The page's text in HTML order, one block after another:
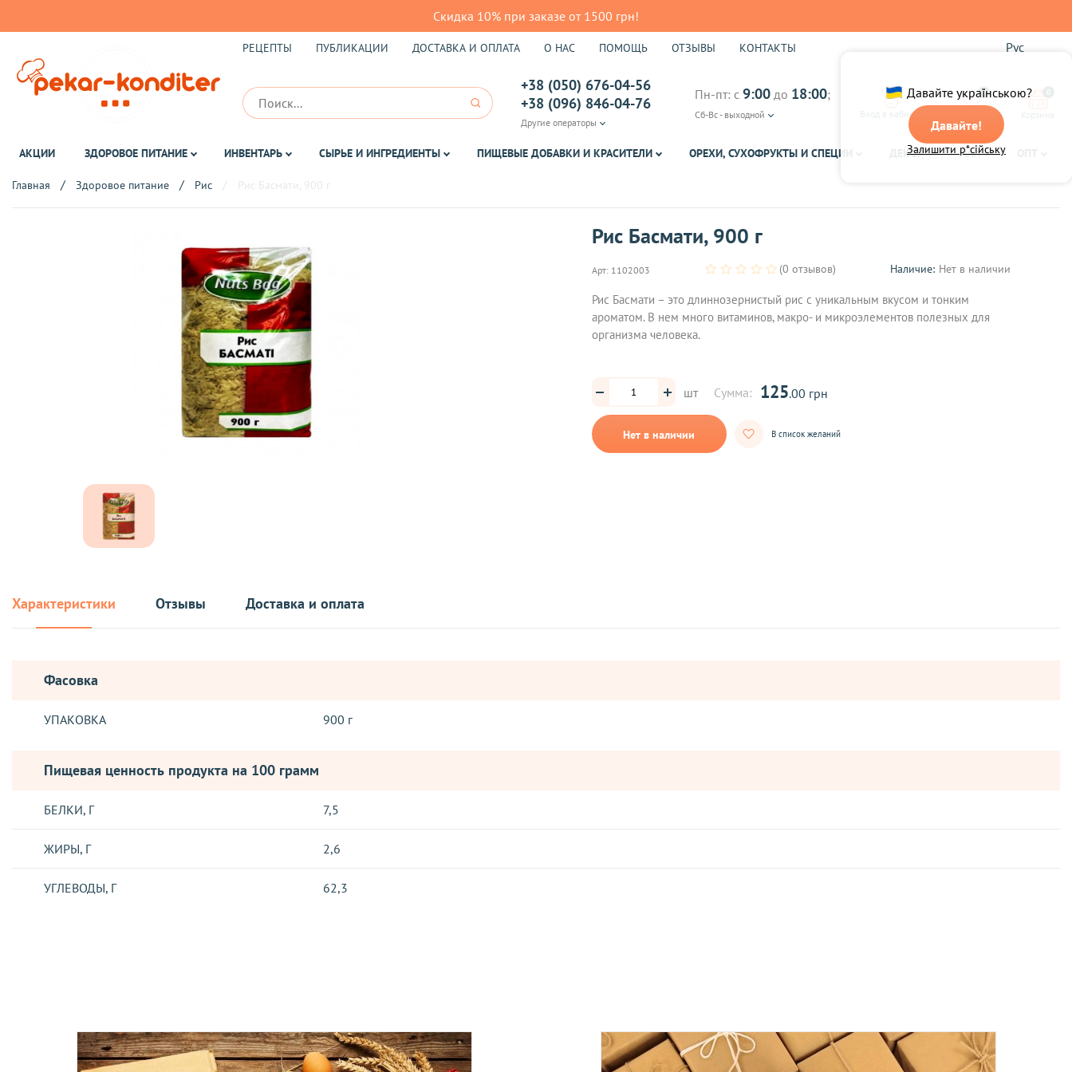
Скидка 10% при заказе от 1500 грн!
Давайте українською?
Давайте!
Залишити р*сійську
РЕЦЕПТЫ ПУБЛИКАЦИИ ДОСТАВКА И ОПЛАТА О НАС ПОМОЩЬ ОТЗЫВЫ КОНТАКТЫ Рус
+38 (050) 676-04-56
+38 (096) 846-04-76
Другие операторы
Пн-пт: с 9:00 до 18:00;
Сб-Вс - выходной Вход в кабинет
0
АКЦИИ ЗДОРОВОЕ ПИТАНИЕ ИНВЕНТАРЬ СЫРЬЕ И ИНГРЕДИЕНТЫ ПИЩЕВЫЕ ДОБАВКИ И КРАСИТЕЛИ ОРЕХИ, СУХОФРУКТЫ И СПЕЦИИ ДЕКОР ЧАЙ
Главная Здоровое питание Рис
Рис Басмати, 900 г
Арт: 1102003 (0 отзывов) Наличие: Нет в наличии
Рис Басмати – это длиннозернистый рис с уникальным вкусом и тонким
ароматом. В нем много витаминов, макро- и микроэлементов полезных для
организма человека.
шт Сумма: 125.00 грн
Нет в наличии В список желаний
Характеристики Отзывы Доставка и оплата
Фасовка
УПАКОВКА 900 г
Пищевая ценность продукта на 100 грамм
БЕЛКИ, Г 7,5
ЖИРЫ, Г 2,6
УГЛЕВОДЫ, Г 62,3
осуществляется в течение 5-ти дней с момента подтверждения оплаты.
Укрпочта - заказ отправляется только по полной предоплате, один раз в неделю -
Оплата должна поступить до среды включительно.